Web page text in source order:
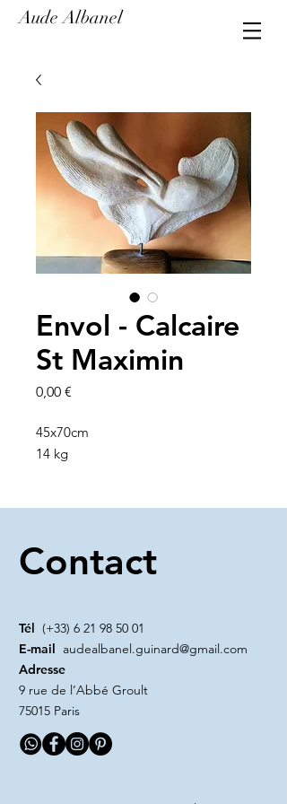
Aude Albanel
Envol - Calcaire
St Maximin
0,00 €
45x70cm
14 kg
Contact
Tél (+33) 6 21 98 50 01
E-mail audealbanel.guinard@gmail.com
Adresse
9 rue de l’Abbé Groult
75015 Paris